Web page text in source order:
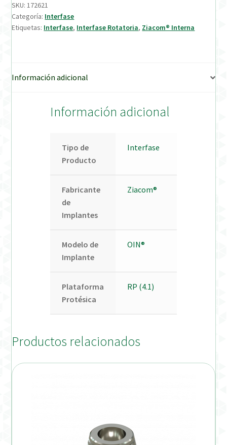
Verification Required
SKU:172621
Categoría: Interfase
Etiquetas: Interfase, Interfase Rotatoria, Ziacom® Interna
Información adicional
Información adicional
Tipo de
Producto
Interfase
Fabricante
de
Implantes
Ziacom®
Modelo de
Implante
OIN®
Plataforma
Protésica
RP (4.1)
Productos relacionados